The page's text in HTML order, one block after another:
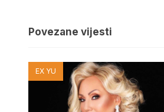
Povezane vijesti
EX YU